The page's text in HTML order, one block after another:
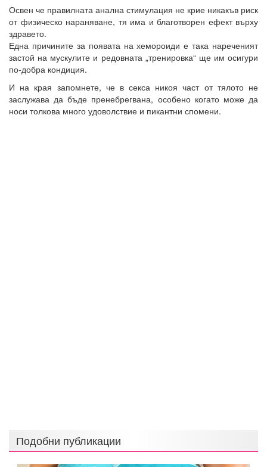
Освен че правилната анална стимулация не крие никакъв риск
от физическо нараняване, тя има и благотворен ефект върху
здравето.
Една причините за появата на хемороиди е така нареченият
застой на мускулите и редовната „тренировка“ ще им осигури
по-добра кондиция.
И на края запомнете, че в секса никоя част от тялото не
заслужава да бъде пренебрегвана, особено когато може да
носи толкова много удоволствие и пикантни спомени.
Подобни публикации